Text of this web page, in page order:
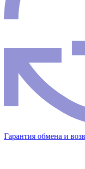
Гарантия обмена и